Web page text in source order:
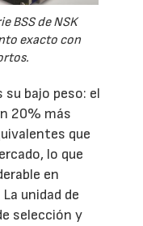
BSS de NSK
exacto con
su bajo peso: el
20% más
que
lo que
en
unidad de
selección y